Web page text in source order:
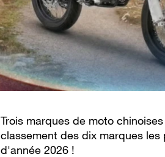
Trois marques de moto
classement des dix marques
d'année 2026 !